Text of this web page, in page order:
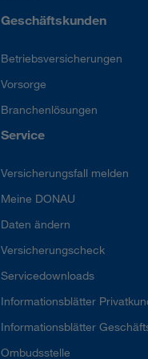
Geschäftskunden
Betriebsversicherungen
Vorsorge
Branchenlösungen
Service
Versicherungsfall melden
Meine DONAU
Daten ändern
Versicherungscheck
Servicedownloads
Informationsblätter
Informationsblätter
Ombudsstelle